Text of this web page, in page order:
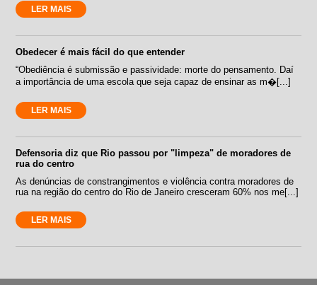
LER MAIS
Obedecer é mais fácil do que entender
“Obediência é submissão e passividade: morte do pensamento. Daí
a importância de uma escola que seja capaz de ensinar as m�[...]
LER MAIS
Defensoria diz que Rio passou por "limpeza" de moradores de
rua do centro
As denúncias de constrangimentos e violência contra moradores de
rua na região do centro do Rio de Janeiro cresceram 60% nos me[...]
LER MAIS